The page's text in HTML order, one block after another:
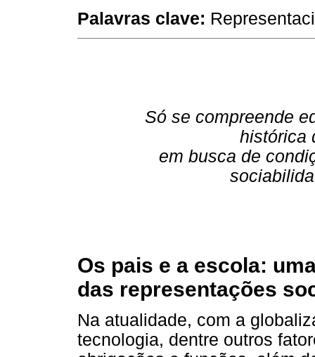
Palavras clave:
Só se compreende
histórica
em busca de
Os pais e a escola:
das representações
Na atualidade, com a
tecnologia, dentre outros